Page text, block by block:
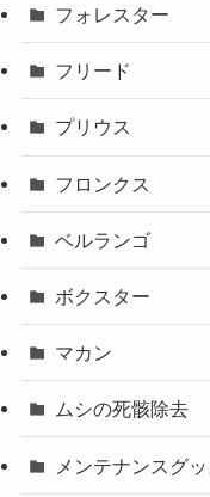
フォレスター
フリード
プリウス
フロンクス
ベルランゴ
ボクスター
マカン
ムシの死骸除去
メンテナンスグ